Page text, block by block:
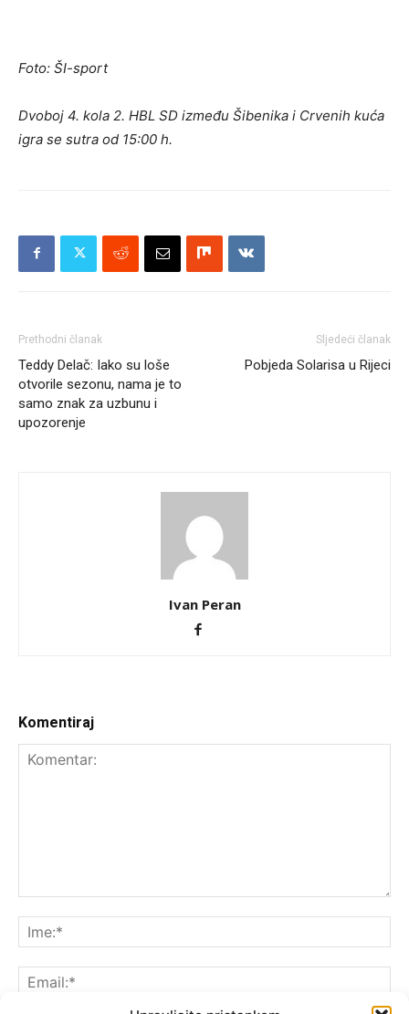
Foto: ŠI-sport
Dvoboj 4. kola 2. HBL SD između Šibenika i Crvenih kuća
igra se sutra od 15:00 h.
Prethodni članak
Teddy Delač: Iako su loše
otvorile sezonu, nama je to
samo znak za uzbunu i
upozorenje
Sljedeći članak
Pobjeda Solarisa u Rijeci
Ivan Peran
Komentiraj